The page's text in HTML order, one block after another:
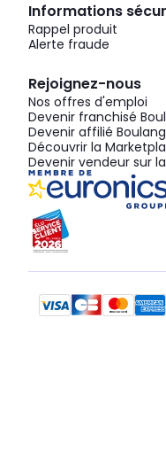
Informations
Rappel produit
Alerte fraude
Rejoignez-nous
Nos offres d'emploi
Devenir franchisé
Devenir affilié
Découvrir la
Devenir vendeur sur